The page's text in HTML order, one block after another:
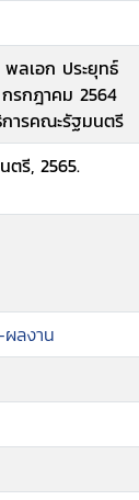
ลเอก ประยุทธ์
รกฎาคม 2564
ารคณะรัฐมนตรี
ตรี, 2565.
ลงาน